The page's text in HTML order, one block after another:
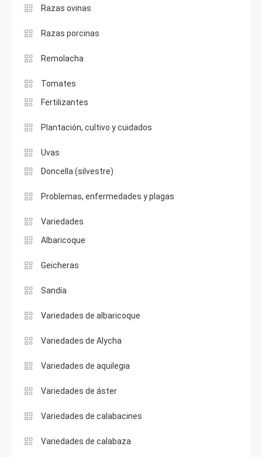
Razas ovinas
Razas porcinas
Remolacha
Tomates
Fertilizantes
Plantación, cultivo y cuidados
Uvas
Doncella (silvestre)
Problemas, enfermedades y plagas
Variedades
Albaricoque
Geicheras
Sandía
Variedades de albaricoque
Variedades de Alycha
Variedades de aquilegia
Variedades de áster
Variedades de calabacines
Variedades de calabaza